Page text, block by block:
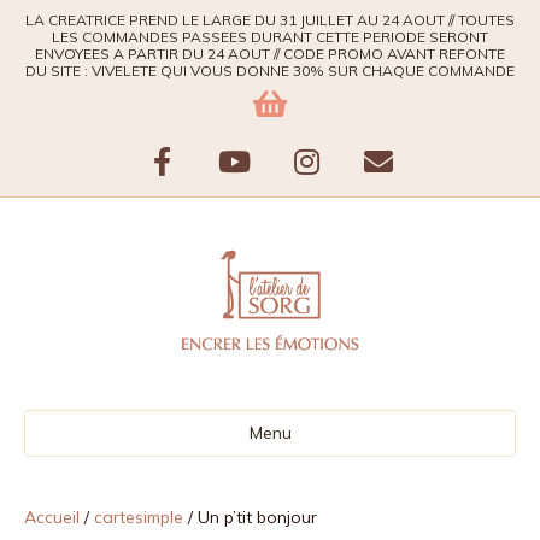
LA CREATRICE PREND LE LARGE DU 31 JUILLET AU 24 AOUT // TOUTES
LES COMMANDES PASSEES DURANT CETTE PERIODE SERONT
ENVOYEES A PARTIR DU 24 AOUT // CODE PROMO AVANT REFONTE
DU SITE : VIVELETE QUI VOUS DONNE 30% SUR CHAQUE COMMANDE
F
o
o
Y
u
t
b
e
I
s
t
g
r
E
Menu
Accueil / cartesimple / Un p’tit bonjour